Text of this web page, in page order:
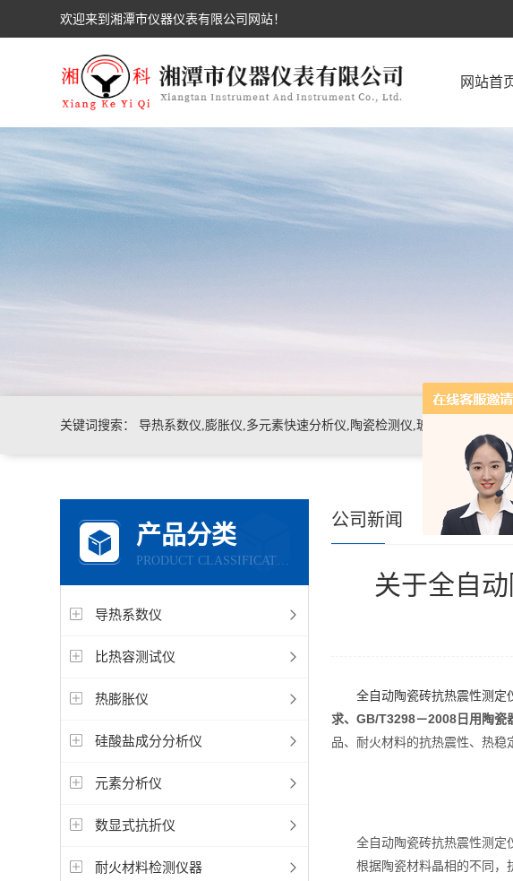
欢迎来到湘潭市仪器仪表有限公司网站！
网站首
关键词搜索： 导热系数仪,膨胀仪,多元素快速分析仪,陶瓷检测仪,玻璃耐火材料检测仪，石墨炭素材料检测仪，高温物性仪，研磨机
产品分类
PRODUCT CLASSIFICATION
导热系数仪
比热容测试仪
热膨胀仪
硅酸盐成分分析仪
元素分析仪
数显式抗折仪
耐火材料检测仪器
公司新闻
关于全自
全自动陶瓷砖抗热震性测定
求、GB/T3298－2008日用陶瓷
品、耐火材料的抗热震性、热稳
全自动陶瓷砖抗热震性测定仪
根据陶瓷材料晶相的不同，抗